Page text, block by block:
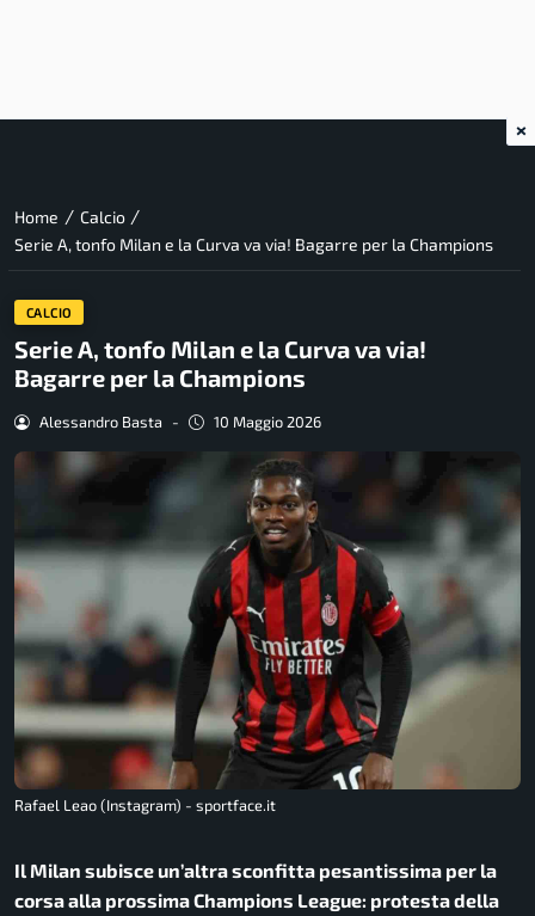
Home / Calcio /
Serie A, tonfo Milan e la Curva va via! Bagarre per la Champions
CALCIO
Serie A, tonfo Milan e la Curva va via!
Bagarre per la Champions
Alessandro Basta - 10 Maggio 2026
Rafael Leao (Instagram) - sportface.it
Il Milan subisce un’altra sconfitta pesantissima per la
corsa alla prossima Champions League: protesta della
×